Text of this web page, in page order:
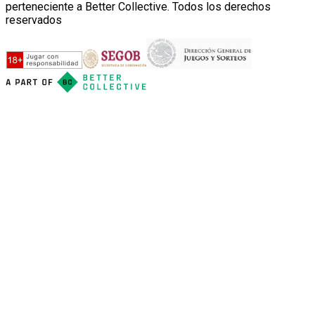
perteneciente a Better Collective. Todos los derechos
reservados